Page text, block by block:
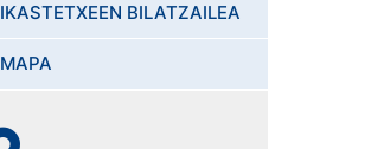
IKASTETXEEN BILATZAILEA
MAPA